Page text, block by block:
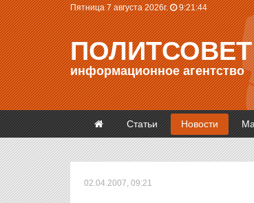
Пятница 7 августа 2026г. 9:21:44
ПОЛИТСОВЕТ
информационное агентство
Статьи Новости
02.04.2007, 09:21